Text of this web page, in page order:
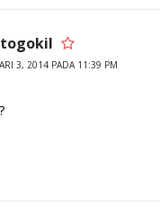
3, 2014 PADA 11:39 PM